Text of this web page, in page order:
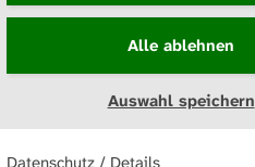
Alle ablehnen
Auswahl speichern